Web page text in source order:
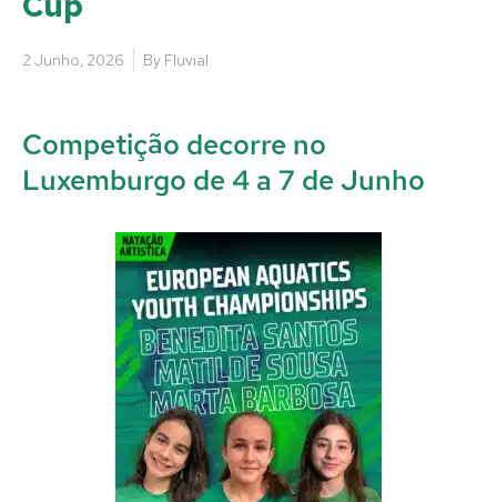
2 Junho, 2026 By Fluvial
Competição decorre no
Luxemburgo de 4 a 7 de Junho